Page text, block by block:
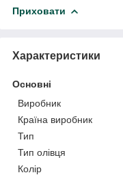
Приховати
Характеристики
Основні
Виробник
Країна виробник
Тип
Тип олівця
Колір